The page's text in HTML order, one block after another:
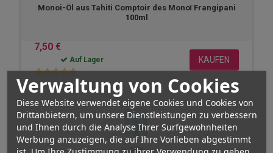
Verwaltung von Cookies
Diese Website verwendet eigene Cookies und Cookies von
Drittanbietern, um unsere Dienstleistungen zu verbessern
und Ihnen durch die Analyse Ihrer Surfgewohnheiten
Werbung anzuzeigen, die auf Ihre Vorlieben abgestimmt
Monoi-Öl aus Tahiti Comptoir des Monoï Frangipani
100ml
7,50 €
Auf Lager KAUFEN